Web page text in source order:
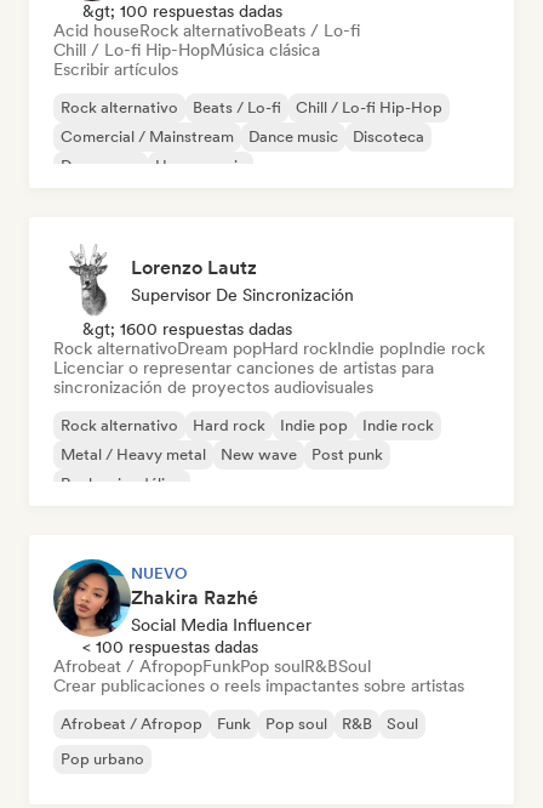
&gt; 100 respuestas dadas
Acid houseRock alternativoBeats / Lo-fi
Chill / Lo-fi Hip-HopMúsica clásica
Escribir artículos
Rock alternativo Beats / Lo-fi
Chill / Lo-fi Hip-Hop
Comercial / Mainstream
Dance music
Discoteca
Dream pop
House music
Lorenzo Lautz
Supervisor De Sincronización
&gt; 1600 respuestas dadas
Rock alternativoDream popHard rockIndie popIndie rock
Licenciar o representar canciones de artistas para
sincronización de proyectos audiovisuales
Rock alternativo Hard rock Indie pop
Indie rock
Metal / Heavy metal
New wave
Post punk
Rock psicodélico
NUEVO
Zhakira Razhé
Social Media Influencer
< 100 respuestas dadas
Afrobeat / AfropopFunkPop soulR&BSoul
Crear publicaciones o reels impactantes sobre artistas
Afrobeat / Afropop Funk Pop soul R&B
Soul
Pop urbano